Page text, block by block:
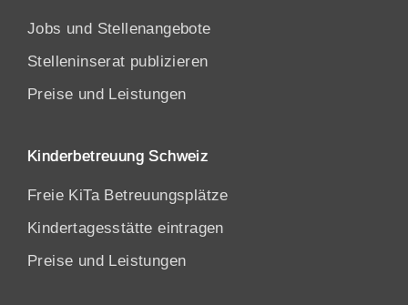
Jobs und Stellenangebote
Stelleninserat publizieren
Preise und Leistungen
Kinderbetreuung Schweiz
Freie KiTa Betreuungsplätze
Kindertagesstätte eintragen
Preise und Leistungen